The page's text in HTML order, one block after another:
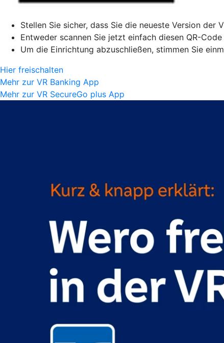
Stellen Sie sicher, dass Sie die neueste Version
Entweder scannen Sie jetzt einfach diesen QR-
Um die Einrichtung abzuschließen, stimmen Sie
Hier freischalten
Mehr zur VR Banking App
Mehr zur VR SecureGo plus App